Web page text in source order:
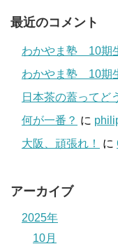
最近のコメント
わかやま塾 10期
わかやま塾 10期
日本茶の蓋ってど
何が一番？ に
大阪、頑張れ！
に
アーカイブ
2025年
10月